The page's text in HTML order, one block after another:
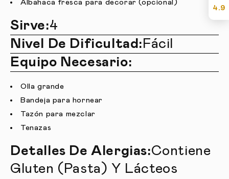
Albahaca fresca para decorar (opcional)
Sirve:4
Nivel De Dificultad: Fácil
Equipo Necesario:
Olla grande
Bandeja para hornear
Tazón para mezclar
Tenazas
Detalles De Alergias:Contiene
Gluten (pasta) Y Lácteos
4.9